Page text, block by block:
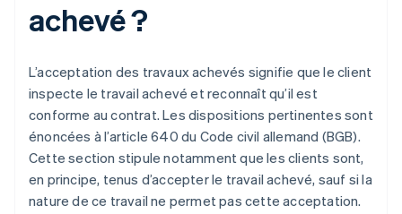
achevé ?
L’acceptation des travaux achevés signifie que le client
inspecte le travail achevé et reconnaît qu’il est
conforme au contrat. Les dispositions pertinentes sont
énoncées à l’article 640 du Code civil allemand (BGB).
Cette section stipule notamment que les clients sont,
en principe, tenus d’accepter le travail achevé, sauf si la
nature de ce travail ne permet pas cette acceptation.